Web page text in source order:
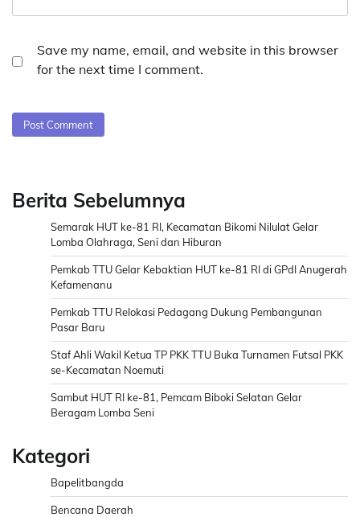
Save my name, email, and website in this browser
for the next time I comment.
Berita Sebelumnya
Semarak HUT ke-81 RI, Kecamatan Bikomi Nilulat Gelar
Lomba Olahraga, Seni dan Hiburan
Pemkab TTU Gelar Kebaktian HUT ke-81 RI di GPdI Anugerah
Kefamenanu
Pemkab TTU Relokasi Pedagang Dukung Pembangunan
Pasar Baru
Staf Ahli Wakil Ketua TP PKK TTU Buka Turnamen Futsal PKK
se-Kecamatan Noemuti
Sambut HUT RI ke-81, Pemcam Biboki Selatan Gelar
Beragam Lomba Seni
Kategori
Bapelitbangda
Bencana Daerah